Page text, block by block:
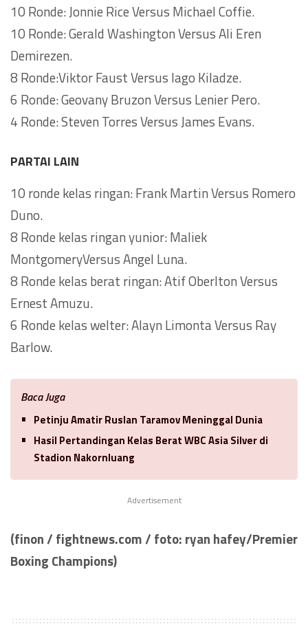
10 Ronde: Jonnie Rice Versus Michael Coffie.
10 Ronde: Gerald Washington Versus Ali Eren
Demirezen.
8 Ronde:Viktor Faust Versus Iago Kiladze.
6 Ronde: Geovany Bruzon Versus Lenier Pero.
4 Ronde: Steven Torres Versus James Evans.
PARTAI LAIN
10 ronde kelas ringan: Frank Martin Versus Romero
Duno.
8 Ronde kelas ringan yunior: Maliek
MontgomeryVersus Angel Luna.
8 Ronde kelas berat ringan: Atif Oberlton Versus
Ernest Amuzu.
6 Ronde kelas welter: Alayn Limonta Versus Ray
Barlow.
Baca Juga
Petinju Amatir Ruslan Taramov Meninggal Dunia
Hasil Pertandingan Kelas Berat WBC Asia Silver di
Stadion Nakornluang
Advertisement
(finon / fightnews.com / foto: ryan hafey/Premier
Boxing Champions)